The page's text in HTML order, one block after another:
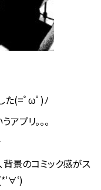
た(=ﾟωﾟ)ﾉ
プリ。。。
景のコミック感がス